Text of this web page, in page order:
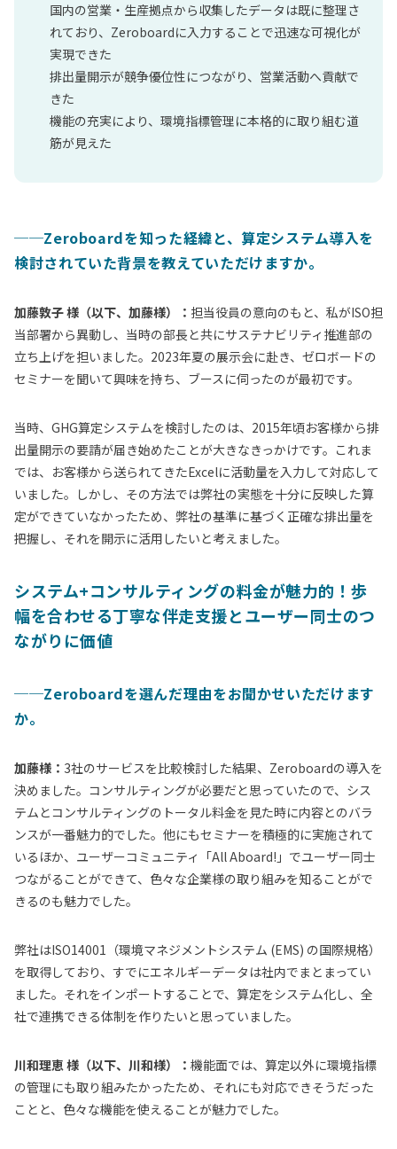
国内の営業・生産拠点から収集したデータ は既に整理さ
れており、 Zeroboardに入力する ことで迅速な可視化が
実現できた
排出量開示が競争優位性につながり、営業活動へ貢献で
きた
機能の充実により、環境指標管理に本格的に取り組む道
筋が見えた
──Zeroboardを知った経緯と、算定システム導入を
検討されていた背景を教えていただけますか。
加藤敦子様（以下、加藤様）： 担当役員の意向のもと、私がISO担
当部署から異動し、 当時の部長と共にサステナビリティ推進部の
立ち上げを担いました。2023年夏の展示会に赴き、ゼロボードの
セミナーを聞いて興味を持ち、ブースに伺ったのが最初です。
当時、GHG算定システムを検討したのは、2015年頃お客様から排
出量開示の要請が届き始めたことが大きなきっかけです。これま
では、お客様から送られてきたExcelに活動量を入力して対応して
いました。しかし、その方法では弊社の実態を十分に反映した算
定ができていなかったため、弊社の基準に基づく正確な排出量を
把握し、それを開示に活用したいと考えました。
システム+コンサルティングの料金が魅力的！歩
幅を合わせる丁寧な伴走支援とユーザー同士のつ
ながりに価値
──Zeroboardを選んだ理由をお聞かせいただけます
か。
加藤様： 3社のサービスを比較検討した結果、Zeroboardの導入を
決めました。コンサルティングが必要だと思っていたので、シス
テムとコンサルティングのトータル料金を見た時に内容とのバラ
ンスが一番魅力的でした。他にもセミナーを積極的に実施されて
いるほか、ユーザーコミュニティ「All Aboard!」でユーザー同士
つながることができて、色々な企業様の取り組みを知ることがで
きるのも魅力でした。
弊社はISO14001（環境マネジメントシステム (EMS) の国際規格）
を取得しており、すでにエネルギーデータは社内でまとまってい
ました。それをインポートすることで、算定をシステム化し、全
社で連携できる体制を作りたいと思っていました。
川和理恵様（以下、 川和様）： 機能面では、算定以外に環境指標
の管理にも取り組みたかったため、それにも対応できそうだった
ことと、色々な機能を使えることが魅力でした。